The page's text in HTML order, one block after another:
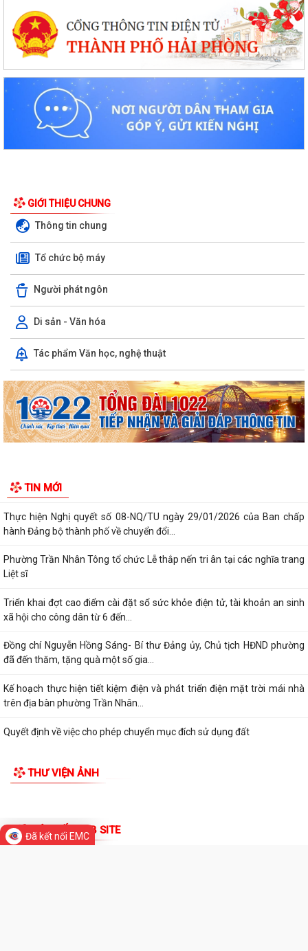
GIỚI THIỆU CHUNG
Thông tin chung
Tổ chức bộ máy
Người phát ngôn
Di sản - Văn hóa
Tác phẩm Văn học, nghệ thuật
TIN MỚI
Kiến tạo “Thế” quốc gia: Bước chuyển của tư duy đối ngoại Việt Nam
trong kỷ nguyên mới
PHÁT HUY GIÁ TRỊ CÁC DI TÍCH VĂN HÓA TRONG KỶ NGUYÊN MỚI Ở
PHƯỜNG TRẦN NHÂN TÔNG, THÀNH PHỐ HẢI...
Phường Trần Nhân Tông tham dự hội nghị trực tuyến báo cáo viên
thành phố tháng 7/2026
Lãnh đạo phường kiểm tra các trạm bơm, hồ đập sau mưa lớn
tìm kiếm, quy tập và xác định...
Thực hiện Nghị quyết số 08-NQ/TU ngày 29/01/2026 của Ban chấp
hành Đảng bộ thành phố về chuyển đổi...
Phường Trần Nhân Tông tổ chức Lễ thắp nến tri ân tại các nghĩa trang
Liệt sĩ
Triển khai đợt cao điểm cài đặt sổ sức khỏe điện tử, tài khoản an sinh
xã hội cho công dân từ 6 đến...
Đồng chí Nguyễn Hồng Sáng- Bí thư Đảng ủy, Chủ tịch HĐND phường
đã đến thăm, tặng quà một số gia...
Kế hoạch thực hiện tiết kiệm điện và phát triển điện mặt trời mái nhà
trên địa bàn phường Trần Nhân...
Quyết định về việc cho phép chuyển mục đích sử dụng đất
định kỳ, khám sàng lọc miễn...
Hội nghị triển khai Kế hoạch tổ chức Hội trại Thanh thiếu nhi phường
THƯ VIỆN ẢNH
Đã kết nối EMC